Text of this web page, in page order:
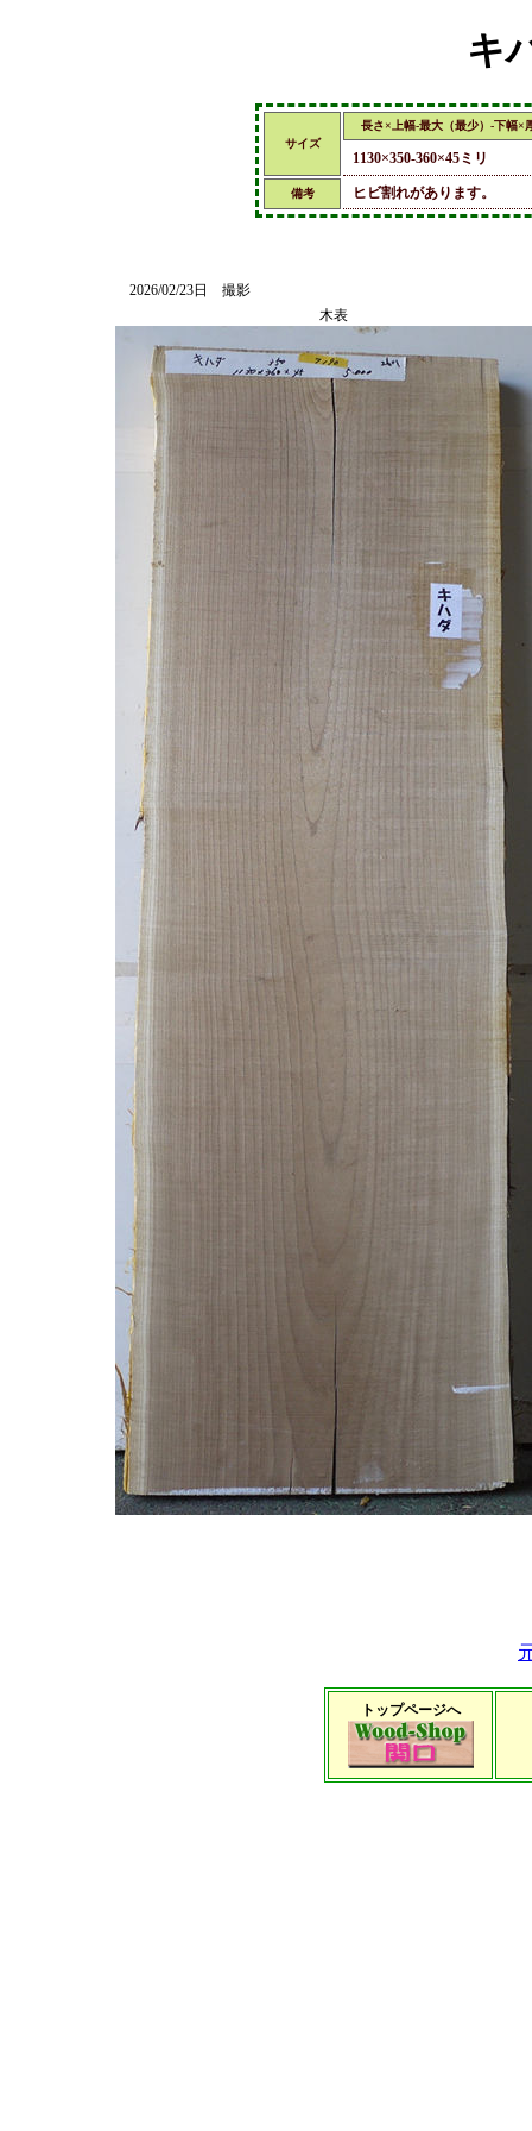
キ
サイズ
長さ×上幅-最大（最少）-下幅×
1130×350-360×45ミリ
備考 ヒビ割れがあります。
2026/02/23日 撮影
木表
トップページへ